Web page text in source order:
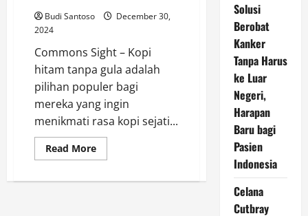
Budi Santoso
December 30,
2024
Commons Sight – Kopi
hitam tanpa gula adalah
pilihan populer bagi
mereka yang ingin
menikmati rasa kopi sejati...
Read MoreRead
more
Saja
Solusi
Berobat
Kanker
Tanpa Harus
ke Luar
Negeri,
Harapan
Baru bagi
Pasien
Indonesia
Celana
Cutbray